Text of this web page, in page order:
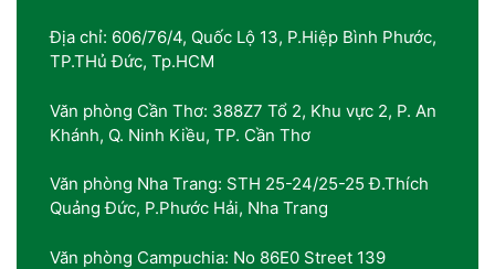
Địa chỉ: 606/76/4, Quốc Lộ 13, P.Hiệp Bình Phước,
TP.THủ Đức, Tp.HCM
Văn phòng Cần Thơ: 388Z7 Tổ 2, Khu vực 2, P. An
Khánh, Q. Ninh Kiều, TP. Cần Thơ
Văn phòng Nha Trang: STH 25-24/25-25 Đ.Thích
Quảng Đức, P.Phước Hải, Nha Trang
Văn phòng Campuchia: No 86E0 Street 139